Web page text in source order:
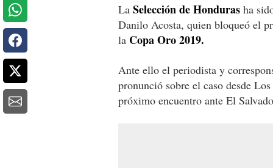
La Selección de Honduras ha
Danilo Acosta, quien bloqueó el
la Copa Oro 2019.
Ante ello el periodista y
pronunció sobre el caso desde
próximo encuentro ante El